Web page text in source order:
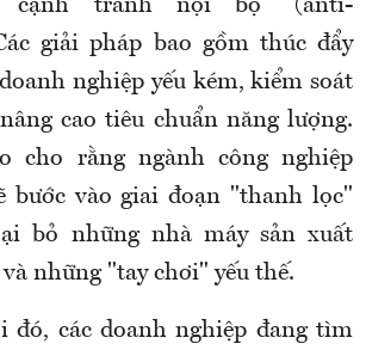
cạnh tranh nội bộ" (anti-
giải pháp bao gồm thúc đẩy
nghiệp yếu kém, kiểm soát
cao tiêu chuẩn năng lượng.
cho rằng ngành công nghiệp
bước vào giai đoạn "thanh lọc"
bỏ những nhà máy sản xuất
những "tay chơi" yếu thế.
đó, các doanh nghiệp đang tìm